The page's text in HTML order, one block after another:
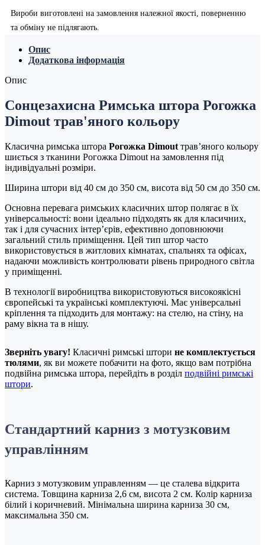
Вироби виготовлені на замовлення належної якості, поверненню
та обміну не підлягають.
Опис
Додаткова інформація
Опис
Сонцезахисна Римська штора Рогожка
Dimout трав'яного кольору
Класична римська штора Рогожка Dimout трав’яного кольору
шиється з тканини Рогожка Dimout на замовлення під
індивідуальні розміри.
Ширина штори від 40 см до 350 см, висота від 50 см до 350 см.
Основна перевага римських класичних штор полягає в їх
універсальності: вони ідеально підходять як для класичних,
так і для сучасних інтер’єрів, ефективно доповнюючи
загальний стиль приміщення. Цей тип штор часто
використовується в житлових кімнатах, спальнях та офісах,
надаючи можливість контролювати рівень природного світла
у приміщенні.
В технології виробництва використовуються високоякісні
європейські та українські комплектуючі. Має універсальні
кріплення та підходить для монтажу: на стелю, на стіну, на
раму вікна та в нішу.
Зверніть увагу! Класичні римські штори не комплектується
тюлями, як ви можете побачити на фото, якщо вам потрібна
подвійна римська штора, перейдіть в розділ подвійні римські
штори.
Стандартний карниз з мотузковим
управлінням
Карниз з мотузковим управленням — це сталева відкрита
система. Товщина карниза 2,6 см, висота 2 см. Колір карниза
білий і коричневий. Мінімальна ширина карниза 30 см,
максимальна 350 см.